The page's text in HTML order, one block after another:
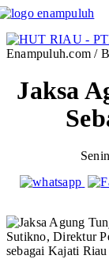
Enampuluh.com /
Jaksa
Sutikno, Direktur
sebagai Kajati Riau